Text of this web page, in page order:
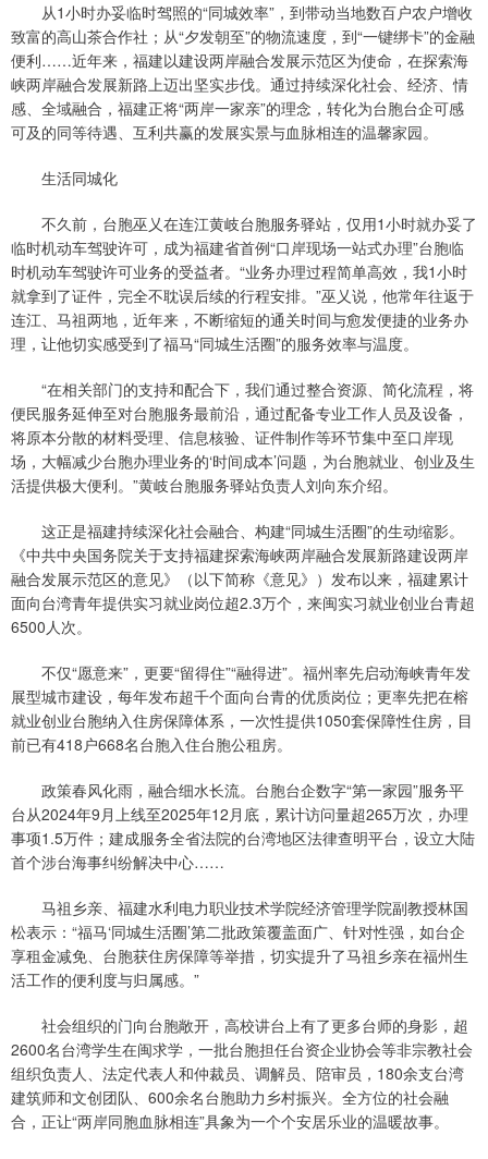
从1小时办妥临时驾照的“同城效率”，到带动当地数百户农户增收
致富的高山茶合作社；从“夕发朝至”的物流速度，到“一键绑卡”的金融
便利……近年来，福建以建设两岸融合发展示范区为使命，在探索海
峡两岸融合发展新路上迈出坚实步伐。通过持续深化社会、经济、情
感、全域融合，福建正将“两岸一家亲”的理念，转化为台胞台企可感
可及的同等待遇、互利共赢的发展实景与血脉相连的温馨家园。
生活同城化
不久前，台胞巫乂在连江黄岐台胞服务驿站，仅用1小时就办妥了
临时机动车驾驶许可，成为福建省首例“口岸现场一站式办理”台胞临
时机动车驾驶许可业务的受益者。“业务办理过程简单高效，我1小时
就拿到了证件，完全不耽误后续的行程安排。”巫乂说，他常年往返于
连江、马祖两地，近年来，不断缩短的通关时间与愈发便捷的业务办
理，让他切实感受到了福马“同城生活圈”的服务效率与温度。
“在相关部门的支持和配合下，我们通过整合资源、简化流程，将
便民服务延伸至对台胞服务最前沿，通过配备专业工作人员及设备，
将原本分散的材料受理、信息核验、证件制作等环节集中至口岸现
场，大幅减少台胞办理业务的‘时间成本’问题，为台胞就业、创业及生
活提供极大便利。”黄岐台胞服务驿站负责人刘向东介绍。
这正是福建持续深化社会融合、构建“同城生活圈”的生动缩影。
《中共中央国务院关于支持福建探索海峡两岸融合发展新路建设两岸
融合发展示范区的意见》（以下简称《意见》）发布以来，福建累计
面向台湾青年提供实习就业岗位超2.3万个，来闽实习就业创业台青超
6500人次。
不仅“愿意来”，更要“留得住”“融得进”。福州率先启动海峡青年发
展型城市建设，每年发布超千个面向台青的优质岗位；更率先把在榕
就业创业台胞纳入住房保障体系，一次性提供1050套保障性住房，目
前已有418户668名台胞入住台胞公租房。
政策春风化雨，融合细水长流。台胞台企数字“第一家园”服务平
台从2024年9月上线至2025年12月底，累计访问量超265万次，办理
事项1.5万件；建成服务全省法院的台湾地区法律查明平台，设立大陆
首个涉台海事纠纷解决中心……
马祖乡亲、福建水利电力职业技术学院经济管理学院副教授林国
松表示：“福马‘同城生活圈’第二批政策覆盖面广、针对性强，如台企
享租金减免、台胞获住房保障等举措，切实提升了马祖乡亲在福州生
活工作的便利度与归属感。”
社会组织的门向台胞敞开，高校讲台上有了更多台师的身影，超
2600名台湾学生在闽求学，一批台胞担任台资企业协会等非宗教社会
组织负责人、法定代表人和仲裁员、调解员、陪审员，180余支台湾
建筑师和文创团队、600余名台胞助力乡村振兴。全方位的社会融
合，正让“两岸同胞血脉相连”具象为一个个安居乐业的温暖故事。